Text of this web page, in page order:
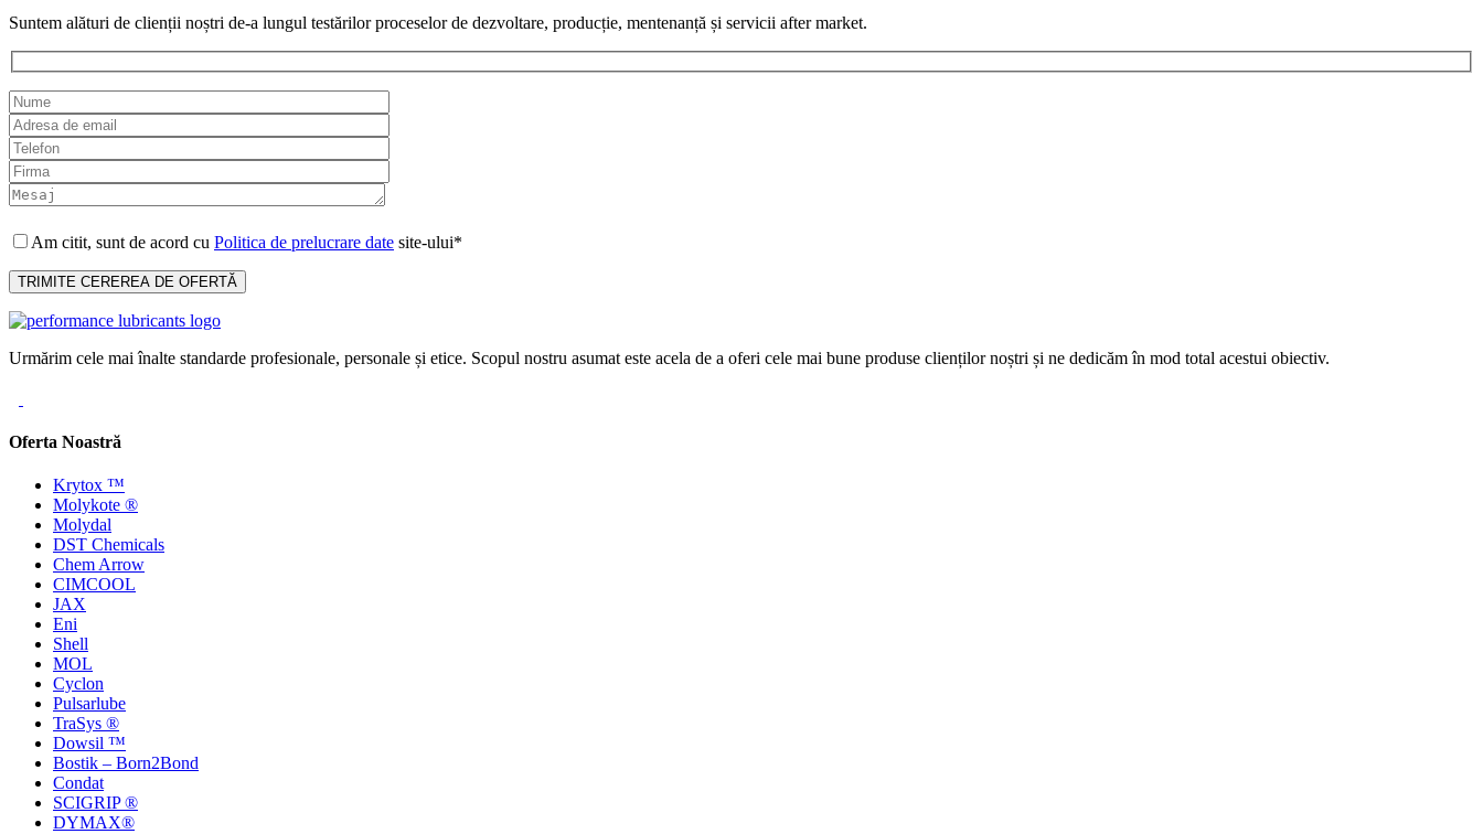
Suntem alături de clienții noștri de-a lungul testărilor proceselor de dezvoltare, producție, mentenanță și servicii after market.
Am citit, sunt de acord cu Politica de prelucrare date site-ului*
Urmărim cele mai înalte standarde profesionale, personale și etice. Scopul nostru asumat este acela de a oferi cele mai bune produse clienților noștri și ne dedicăm în mod total acestui obiectiv.
Oferta Noastră
Krytox ™
Molykote ®
Molydal
DST Chemicals
Chem Arrow
CIMCOOL
JAX
Eni
Shell
MOL
Cyclon
Pulsarlube
TraSys ®
Dowsil ™
Bostik – Born2Bond
Condat
SCIGRIP ®
DYMAX®